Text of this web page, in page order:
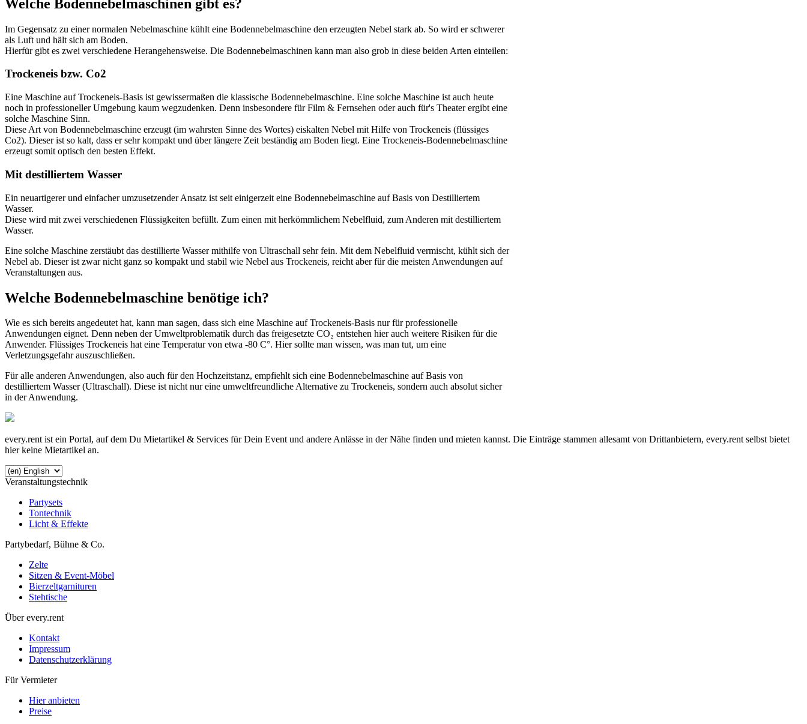
Welche Bodennebelmaschinen gibt es?
Im Gegensatz zu einer normalen Nebelmaschine kühlt eine Bodennebelmaschine den erzeugten Nebel stark ab. So wird er schwerer
als Luft und hält sich am Boden.
Hierfür gibt es zwei verschiedene Herangehensweise. Die Bodennebelmaschinen kann man also grob in diese beiden Arten einteilen:
Trockeneis bzw. Co2
Eine Maschine auf Trockeneis-Basis ist gewissermaßen die klassische Bodennebelmaschine. Eine solche Maschine ist auch heute
noch in professioneller Umgebung kaum wegzudenken. Denn insbesondere für Film & Fernsehen oder auch für's Theater ergibt eine
solche Maschine Sinn.
Diese Art von Bodennebelmaschine erzeugt (im wahrsten Sinne des Wortes) eiskalten Nebel mit Hilfe von Trockeneis (flüssiges
Co2). Dieser ist so kalt, dass er sehr kompakt und über längere Zeit beständig am Boden liegt. Eine Trockeneis-Bodennebelmaschine
erzeugt somit optisch den besten Effekt.
Mit destilliertem Wasser
Ein neuartigerer und einfacher umzusetzender Ansatz ist seit einigerzeit eine Bodennebelmaschine auf Basis von Destilliertem
Wasser.
Diese wird mit zwei verschiedenen Flüssigkeiten befüllt. Zum einen mit herkömmlichem Nebelfluid, zum Anderen mit destilliertem
Wasser.
Eine solche Maschine zerstäubt das destillierte Wasser mithilfe von Ultraschall sehr fein. Mit dem Nebelfluid vermischt, kühlt sich der
Nebel ab. Dieser ist zwar nicht ganz so kompakt und stabil wie Nebel aus Trockeneis, reicht aber für die meisten Anwendungen auf
Veranstaltungen aus.
Welche Bodennebelmaschine benötige ich?
Wie es sich bereits angedeutet hat, kann man sagen, dass sich eine Maschine auf Trockeneis-Basis nur für professionelle
Anwendungen eignet. Denn neben der Umweltproblematik durch das freigesetzte CO₂ entstehen hier auch weitere Risiken für die
Anwender. Flüssiges Trockeneis hat eine Temperatur von etwa -80 C°. Hier sollte man wissen, was man tut, um eine
Verletzungsgefahr auszuschließen.
Für alle anderen Anwendungen, also auch für den Hochzeitstanz, empfiehlt sich eine Bodennebelmaschine auf Basis von
destilliertem Wasser (Ultraschall). Diese ist nicht nur eine umweltfreundliche Alternative zu Trockeneis, sondern auch absolut sicher
in der Anwendung.
every.rent ist ein Portal, auf dem Du Mietartikel & Services für Dein Event und andere Anlässe in der Nähe finden und mieten kannst. Die Einträge stammen allesamt von Drittanbietern, every.rent selbst bietet
hier keine Mietartikel an.
Veranstaltungstechnik
Partysets
Tontechnik
Licht & Effekte
Partybedarf, Bühne & Co.
Zelte
Sitzen & Event-Möbel
Bierzeltgarnituren
Stehtische
Über every.rent
Kontakt
Impressum
Datenschutzerklärung
Für Vermieter
Hier anbieten
Preise